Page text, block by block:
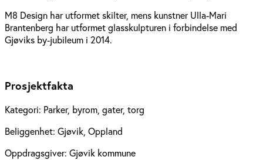
M8 Design har utformet skilter, mens kunstner Ulla-Mari
Brantenberg har utformet glasskulpturen i forbindelse med
Gjøviks by-jubileum i 2014.
Prosjektfakta
Kategori: Parker, byrom, gater, torg
Beliggenhet: Gjøvik, Oppland
Oppdragsgiver: Gjøvik kommune